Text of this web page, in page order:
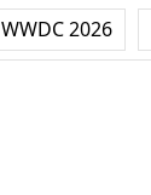
WWDC 2026